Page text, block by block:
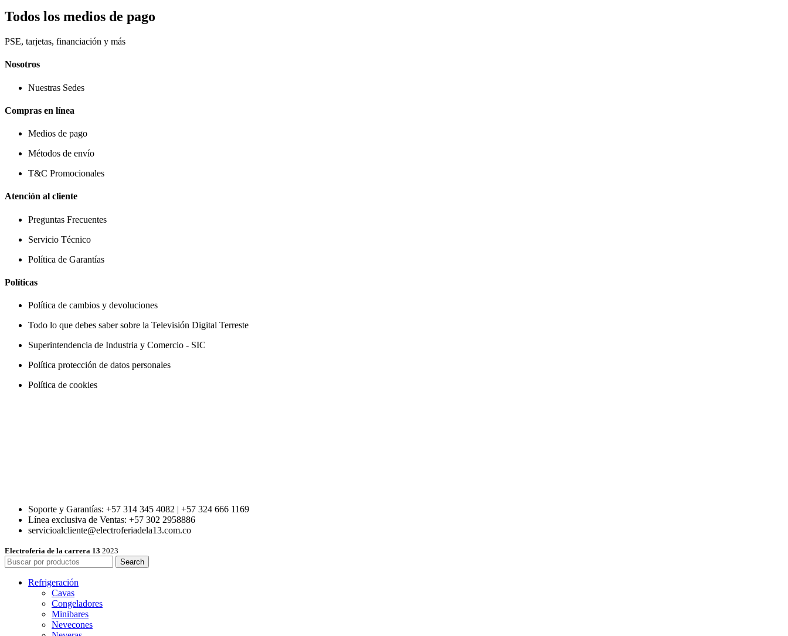
Todos los medios de pago
PSE, tarjetas, financiación y más
Nosotros
Nuestras Sedes
Compras en línea
Medios de pago
Métodos de envío
T&C Promocionales
Atención al cliente
Preguntas Frecuentes
Servicio Técnico
Política de Garantías
Políticas
Política de cambios y devoluciones
Todo lo que debes saber sobre la Televisión Digital Terreste
Superintendencia de Industria y Comercio - SIC
Política protección de datos personales
Política de cookies
Soporte y Garantías: +57 314 345 4082 | +57 324 666 1169
Línea exclusiva de Ventas: +57 302 2958886
servicioalcliente@electroferiadela13.com.co
Electroferia de la carrera 13 2023
Search
Refrigeración
Cavas
Congeladores
Minibares
Nevecones